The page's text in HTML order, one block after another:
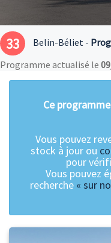
33 Belin-Béliet -
Programme actualisé le
Ce
Vous pouvez
stock à jour ou
pour
Vous pouvez
recherche « sur